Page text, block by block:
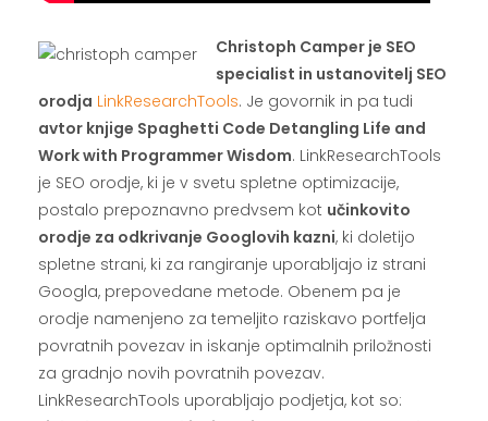
Christoph Camper je SEO
specialist in ustanovitelj SEO
orodja LinkResearchTools. Je govornik in pa tudi
avtor knjige Spaghetti Code Detangling Life and
Work with Programmer Wisdom. LinkResearchTools
je SEO orodje, ki je v svetu spletne optimizacije,
postalo prepoznavno predvsem kot učinkovito
orodje za odkrivanje Googlovih kazni, ki doletijo
spletne strani, ki za rangiranje uporabljajo iz strani
Googla, prepovedane metode. Obenem pa je
orodje namenjeno za temeljito raziskavo portfelja
povratnih povezav in iskanje optimalnih priložnosti
za gradnjo novih povratnih povezav.
LinkResearchTools uporabljajo podjetja, kot so: